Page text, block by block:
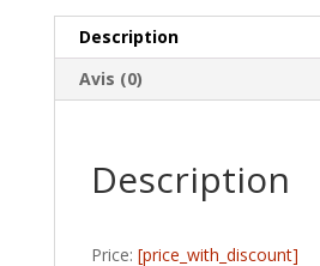
Description
Avis (0)
Description
Price: [price_with_discount]